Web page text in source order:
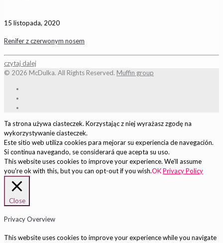
15 listopada, 2020
Renifer z czerwonym nosem
czytaj dalej
© 2026 McDulka. All Rights Reserved. Muffin group
Ta strona używa ciasteczek. Korzystając z niej wyrażasz zgodę na
wykorzystywanie ciasteczek.
Este sitio web utiliza cookies para mejorar su experiencia de navegación.
Si continua navegando, se considerará que acepta su uso.
This website uses cookies to improve your experience. We'll assume
you're ok with this, but you can opt-out if you wish.OKPrivacy Policy
Close
Privacy Overview
This website uses cookies to improve your experience while you navigate